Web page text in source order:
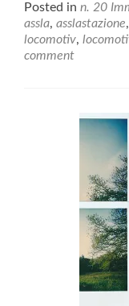
Posted in n. 20
assla, asslastazione,
locomotiv,
comment